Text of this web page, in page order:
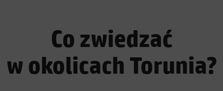
Co zwiedzać
w okolicach Torunia?